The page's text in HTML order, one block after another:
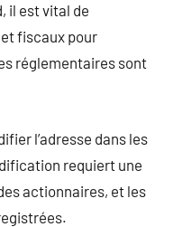
il est vital de
fiscaux pour
réglementaires sont
l’adresse dans les
requiert une
actionnaires, et les